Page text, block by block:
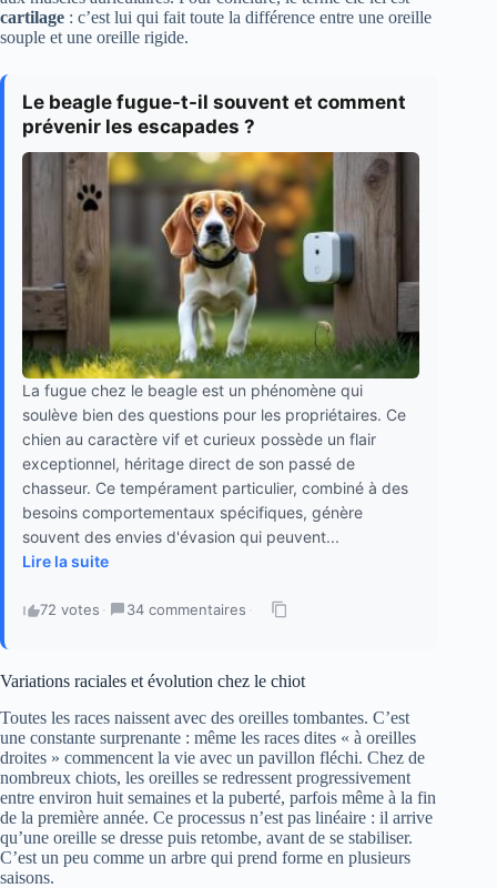
cartilage : c’est lui qui fait toute la différence entre une oreille
souple et une oreille rigide.
Le beagle fugue-t-il souvent et comment
prévenir les escapades ?
La fugue chez le beagle est un phénomène qui
soulève bien des questions pour les propriétaires. Ce
chien au caractère vif et curieux possède un flair
exceptionnel, héritage direct de son passé de
chasseur. Ce tempérament particulier, combiné à des
besoins comportementaux spécifiques, génère
souvent des envies d'évasion qui peuvent...
Lire la suite
72 votes · 34 commentaires ·
Variations raciales et évolution chez le chiot
Toutes les races naissent avec des oreilles tombantes. C’est
une constante surprenante : même les races dites « à oreilles
droites » commencent la vie avec un pavillon fléchi. Chez de
nombreux chiots, les oreilles se redressent progressivement
entre environ huit semaines et la puberté, parfois même à la fin
de la première année. Ce processus n’est pas linéaire : il arrive
qu’une oreille se dresse puis retombe, avant de se stabiliser.
C’est un peu comme un arbre qui prend forme en plusieurs
saisons.